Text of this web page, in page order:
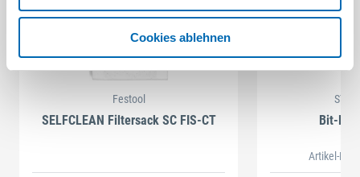
Cookies ablehnen
Festool
SELFCLEAN Filtersack SC FIS-CT Bit-
Artikel-Nr.